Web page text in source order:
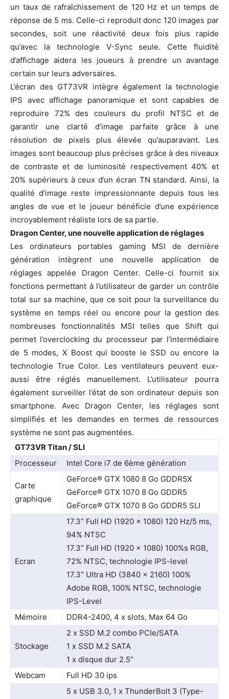
un taux de rafraîchissement de 120 Hz et un temps de
réponse de 5 ms. Celle-ci reproduit donc 120 images par
secondes, soit une réactivité deux fois plus rapide
qu’avec la technologie V-Sync seule. Cette fluidité
d’affichage aidera les joueurs à prendre un avantage
certain sur leurs adversaires.
L’écran des GT73VR intègre également la technologie
IPS avec affichage panoramique et sont capables de
reproduire 72% des couleurs du profil NTSC et de
garantir une clarté d’image parfaite grâce à une
résolution de pixels plus élevée qu’auparavant. Les
images sont beaucoup plus précises grâce à des niveaux
de contraste et de luminosité respectivement 40% et
20% supérieurs à ceux d’un écran TN standard. Ainsi, la
qualité d’image reste impressionnante depuis tous les
angles de vue et le joueur bénéficie d’une expérience
incroyablement réaliste lors de sa partie.
Dragon Center, une nouvelle application de réglages
Les ordinateurs portables gaming MSI de dernière
génération intègrent une nouvelle application de
réglages appelée Dragon Center. Celle-ci fournit six
fonctions permettant à l’utilisateur de garder un contrôle
total sur sa machine, que ce soit pour la surveillance du
système en temps réel ou encore pour la gestion des
nombreuses fonctionnalités MSI telles que Shift qui
permet l’overclocking du processeur par l’intermédiaire
de 5 modes, X Boost qui booste le SSD ou encore la
technologie True Color. Les ventilateurs peuvent eux-
aussi être réglés manuellement. L’utilisateur pourra
également surveiller l’état de son ordinateur depuis son
smartphone. Avec Dragon Center, les réglages sont
simplifiés et les demandes en termes de ressources
système ne sont pas augmentées.
GT73VR Titan / SLI
Processeur
Intel Core i7 de 6ème génération
Carte
graphique
GeForce® GTX 1080 8 Go GDDR5X
GeForce® GTX 1070 8 Go GDDR5
GeForce® GTX 1070 8 Go GDDR5 SLI
Ecran
17.3” Full HD (1920 x 1080) 120 Hz/5 ms,
94% NTSC
17.3” Full HD (1920 x 1080) 100%s RGB,
72% NTSC, technologie IPS-level
17.3” Ultra HD (3840 x 2160) 100%
Adobe RGB, 100% NTSC, technologie
IPS-Level
Mémoire
DDR4-2400, 4 x slots, Max 64 Go
Stockage
2 x SSD M.2 combo PCIe/SATA
1 x SSD M.2 SATA
1 x disque dur 2.5”
Webcam
Full HD 30 ips
5 x USB 3.0, 1 x ThunderBolt 3 (Type-